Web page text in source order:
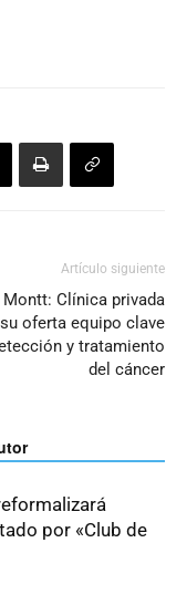
Artículo siguiente
Montt: Clínica privada
oferta equipo clave
y tratamiento
del cáncer
por «Club de